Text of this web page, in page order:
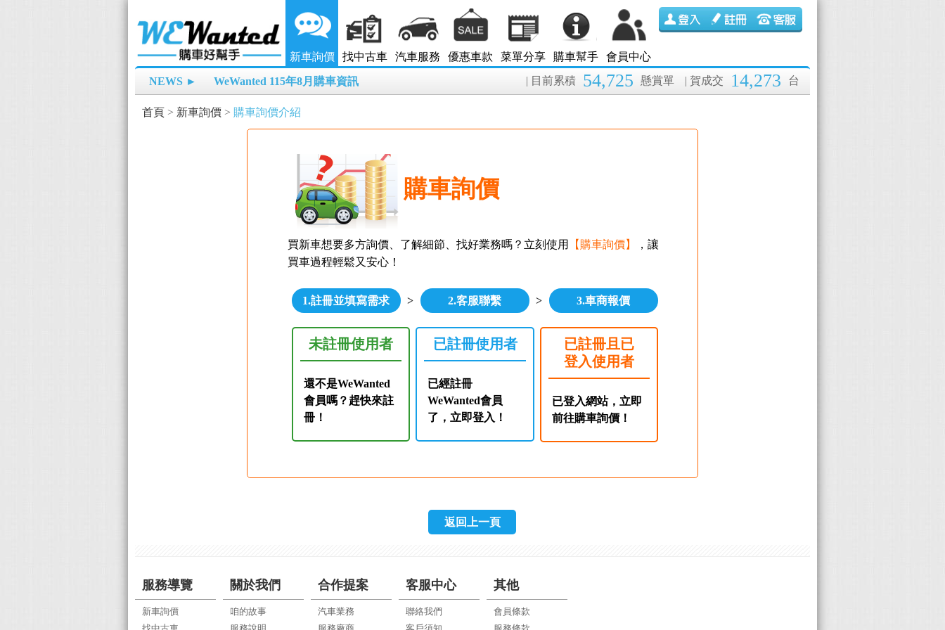
新車詢價 找中古車 汽車服務 優惠車款 菜單分享 購車幫手 會員中心
NEWS ► WeWanted 115年8月購車資訊 | 賀成交 14,273 台
| 目前累積 54,725 懸賞單
首頁 > 新車詢價 > 購車詢價介紹
購車詢價
買新車想要多方詢價、了解細節、找好業務嗎？立刻使用 【購車詢價】
，讓
買車過程輕鬆又安心！
1.註冊並填寫需求 > 2.客服聯繫 > 3.車商報價
未註冊使用者
還不是WeWanted
會員嗎？趕快來註
冊！
已註冊使用者
已經註冊
WeWanted會員
了，立即登入！
已註冊且已
登入使用者
已登入網站，立即
前往購車詢價！
返回上一頁
服務導覽
新車詢價
關於我們
咱的故事
合作提案
汽車業務
客服中心
聯絡我們
其他
會員條款